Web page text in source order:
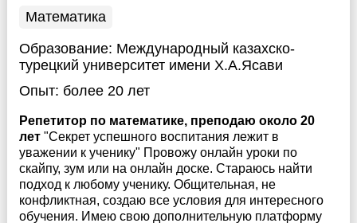
Математика
Образование: Международный казахско-
турецкий университет имени Х.А.Ясави
Опыт: более 20 лет
Репетитор по математике, преподаю около 20
лет "Секрет успешного воспитания лежит в
уважении к ученику" Провожу онлайн уроки по
скайпу, зум или на онлайн доске. Стараюсь найти
подход к любому ученику. Общительная, не
конфликтная, создаю все условия для интересного
обучения. Имею свою дополнительную платформу